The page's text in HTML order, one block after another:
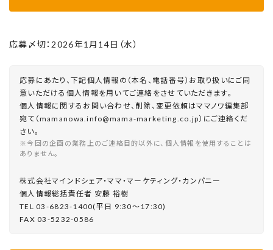
応募〆切：2026年1月14日（水）
応募にあたり、下記個人情報の（本名、電話番号）お取り扱いにご同
意いただける個人情報を用いてご連絡をさせていただきます。
個人情報に関するお問い合わせ、削除、変更依頼はママノワ編集部
宛て（mamanowa.info@mama-marketing.co.jp）にご連絡くだ
さい。
※今回の企画の業務上のご連絡目的以外に、個人情報を使用することは
ありません。
株式会社マインドシェア・ママ・マーケティング・カンパニー
個⼈情報総括責任者 安藤 裕樹
TEL 03-6823-1400(平⽇ 9:30〜17:30)
FAX 03-5232-0586